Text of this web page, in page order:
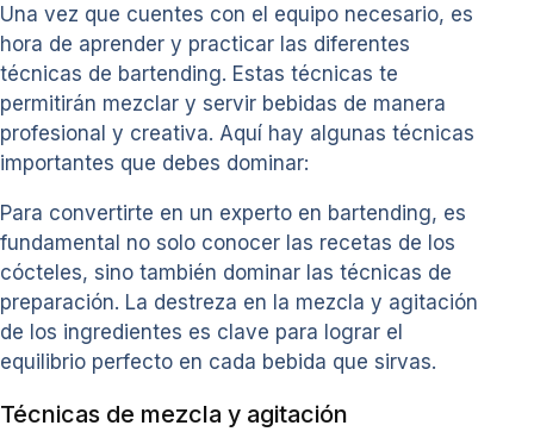
Una vez que cuentes con el equipo necesario, es
hora de aprender y practicar las diferentes
técnicas de bartending. Estas técnicas te
permitirán mezclar y servir bebidas de manera
profesional y creativa. Aquí hay algunas técnicas
importantes que debes dominar:
Para convertirte en un experto en bartending, es
fundamental no solo conocer las recetas de los
cócteles, sino también dominar las técnicas de
preparación. La destreza en la mezcla y agitación
de los ingredientes es clave para lograr el
equilibrio perfecto en cada bebida que sirvas.
Técnicas de mezcla y agitación